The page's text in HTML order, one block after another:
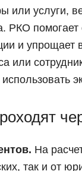
или услуги,
РКО
и упрощает
или
На
так и от